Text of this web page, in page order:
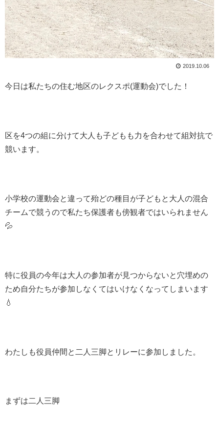
2019.10.06
今日は私たちの住む地区のレクスポ(運動会)でした！
区を4つの組に分けて大人も子どもも力を合わせて組対抗で
競います。
小学校の運動会と違って殆どの種目が子どもと大人の混合
チームで競うので私たち保護者も傍観者ではいられません
💦
特に役員の今年は大人の参加者が見つからないと穴埋めの
ため自分たちが参加しなくてはいけなくなってしまいます
💧
わたしも役員仲間と二人三脚とリレーに参加しました。
まずは二人三脚